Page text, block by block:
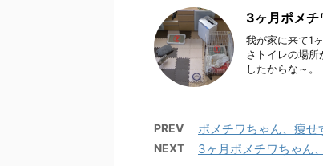
3ヶ月ポメチ
我が家に来て1
さトイレの場
したからな～
PREV ポメチワちゃん、痩せ
NEXT 3ヶ月ポメチワちゃん